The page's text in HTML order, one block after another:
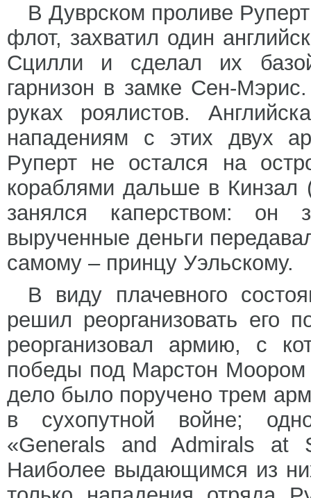
В Дуврском проливе
флот, захватил один
Сцилли и сделал их
гарнизон в замке Сен-
руках роялистов.
нападениям с этих двух
Руперт не остался на
кораблями дальше в
занялся каперством: он
вырученные деньги
самому – принцу Уэльскому.
В виду плачевного
решил реорганизовать его
реорганизовал армию, с
победы под Марстон
дело было поручено трем
в сухопутной войне;
«Generals and Admirals at
Наиболее выдающимся из